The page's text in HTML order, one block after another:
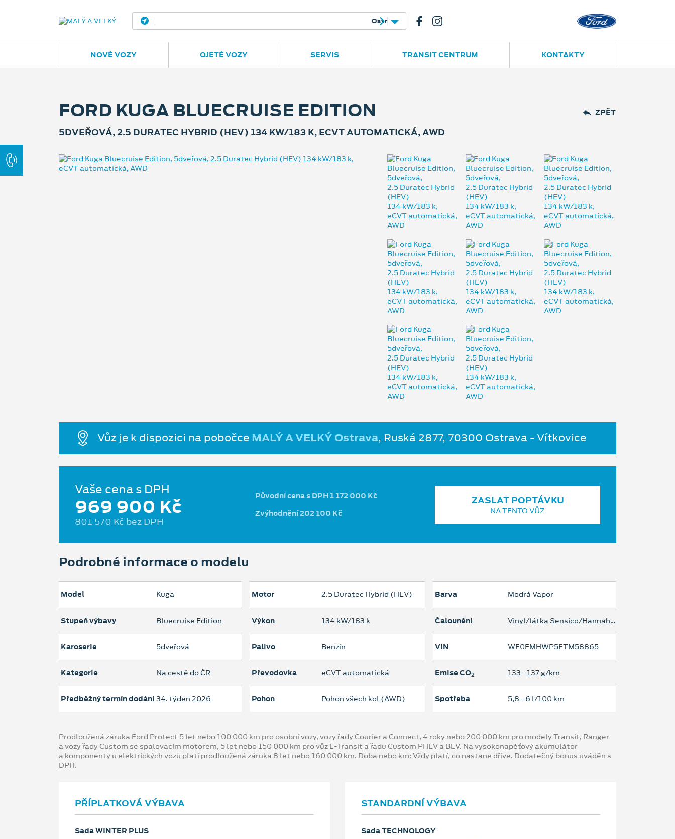
Opava
NOVÉ VOZY OJETÉ VOZY SERVIS TRANSIT CENTRUM KONTAKTY
ZPĚT
FORD KUGA BLUECRUISE EDITION
5DVEŘOVÁ, 2.5 DURATEC HYBRID (HEV) 134 KW/183 K, ECVT AUTOMATICKÁ, AWD
Vůz je k dispozici na pobočce MALÝ A VELKÝ Ostrava, Ruská 2877, 70300 Ostrava - Vítkovice
Vaše cena s DPH
969 900 Kč
801 570 Kč bez DPH
Původní cena s DPH 1 172 000 Kč
Zvýhodnění 202 100 Kč
ZASLAT POPTÁVKU
NA TENTO VŮZ
Podrobné informace o modelu
Model Kuga
Stupeň výbavy Bluecruise Edition
Karoserie 5dveřová
Kategorie Na cestě do ČR
Předběžný termín dodání 34. týden 2026
Motor 2.5 Duratec Hybrid (HEV)
Výkon 134 kW/183 k
Palivo Benzín
Převodovka eCVT automatická
Pohon Pohon všech kol (AWD)
Barva Modrá Vapor
Čalounění Vinyl/látka Sensico/Hannah - cerna Ebony
VIN WF0FMHWP5FTM58865
Emise CO2 133 ‐ 137 g/km
Spotřeba 5,8 ‐ 6 l/100 km
Prodloužená záruka Ford Protect 5 let nebo 100 000 km pro osobní vozy, vozy řady Courier a Connect, 4 roky nebo 200 000 km pro modely Transit, Ranger
a vozy řady Custom se spalovacím motorem, 5 let nebo 150 000 km pro vůz E-Transit a řadu Custom PHEV a BEV. Na vysokonapěťový akumulátor
a komponenty u elektrických vozů platí prodloužená záruka 8 let nebo 160 000 km. Doba nebo km: Vždy platí, co nastane dříve. Dodatečný bonus uváděn s
DPH.
PŘÍPLATKOVÁ VÝBAVA
Sada WINTER PLUS
STANDARDNÍ VÝBAVA
Sada TECHNOLOGY